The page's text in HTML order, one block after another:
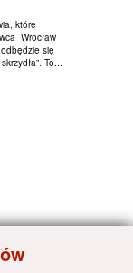
które
Wrocław
się
To...